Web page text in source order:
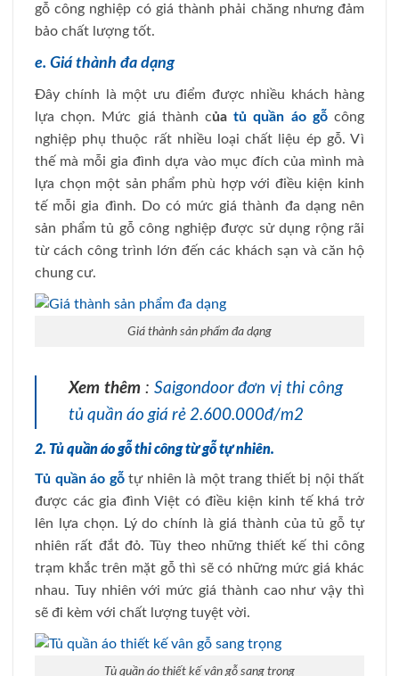
gỗ công nghiệp có giá thành phải chăng nhưng đảm
bảo chất lượng tốt.
e. Giá thành đa dạng
Đây chính là một ưu điểm được nhiều khách hàng
lựa chọn. Mức giá thành củatủ quần áo gỗcông
nghiệp phụ thuộc rất nhiều loại chất liệu ép gỗ. Vì
thế mà mỗi gia đình dựa vào mục đích của mình mà
lựa chọn một sản phẩm phù hợp với điều kiện kinh
tế mỗi gia đình. Do có mức giá thành đa dạng nên
sản phẩm tủ gỗ công nghiệp được sử dụng rộng rãi
từ cách công trình lớn đến các khách sạn và căn hộ
chung cư.
Giá thành sản phẩm đa dạng
Xem thêm : Saigondoor đơn vị thi công
tủ quần áo giá rẻ 2.600.000đ/m2
2. Tủ quần áo gỗ thi công từ gỗ tự nhiên.
Tủ quần áo gỗ tự nhiên là một trang thiết bị nội thất
được các gia đình Việt có điều kiện kinh tế khá trở
lên lựa chọn. Lý do chính là giá thành của tủ gỗ tự
nhiên rất đắt đỏ. Tùy theo những thiết kế thi công
trạm khắc trên mặt gỗ thì sẽ có những mức giá khác
nhau. Tuy nhiên với mức giá thành cao như vậy thì
sẽ đi kèm với chất lượng tuyệt vời.
Tủ quần áo thiết kế vân gỗ sang trọng